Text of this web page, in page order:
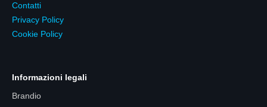
Contatti
Privacy Policy
Cookie Policy
Informazioni legali
Brandio